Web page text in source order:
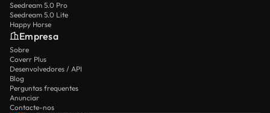
Seedream 5.0 Pro
Seedream 5.0 Lite
Happy Horse
Empresa
Sobre
Coverr Plus
Desenvolvedores / API
Blog
Perguntas frequentes
Anunciar
Contacte-nos